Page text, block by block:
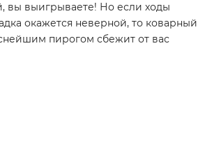
вы выигрываете! Но если ходы
окажется неверной, то коварный
пирогом сбежит от вас